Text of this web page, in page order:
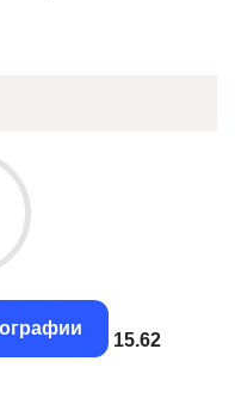
15.32